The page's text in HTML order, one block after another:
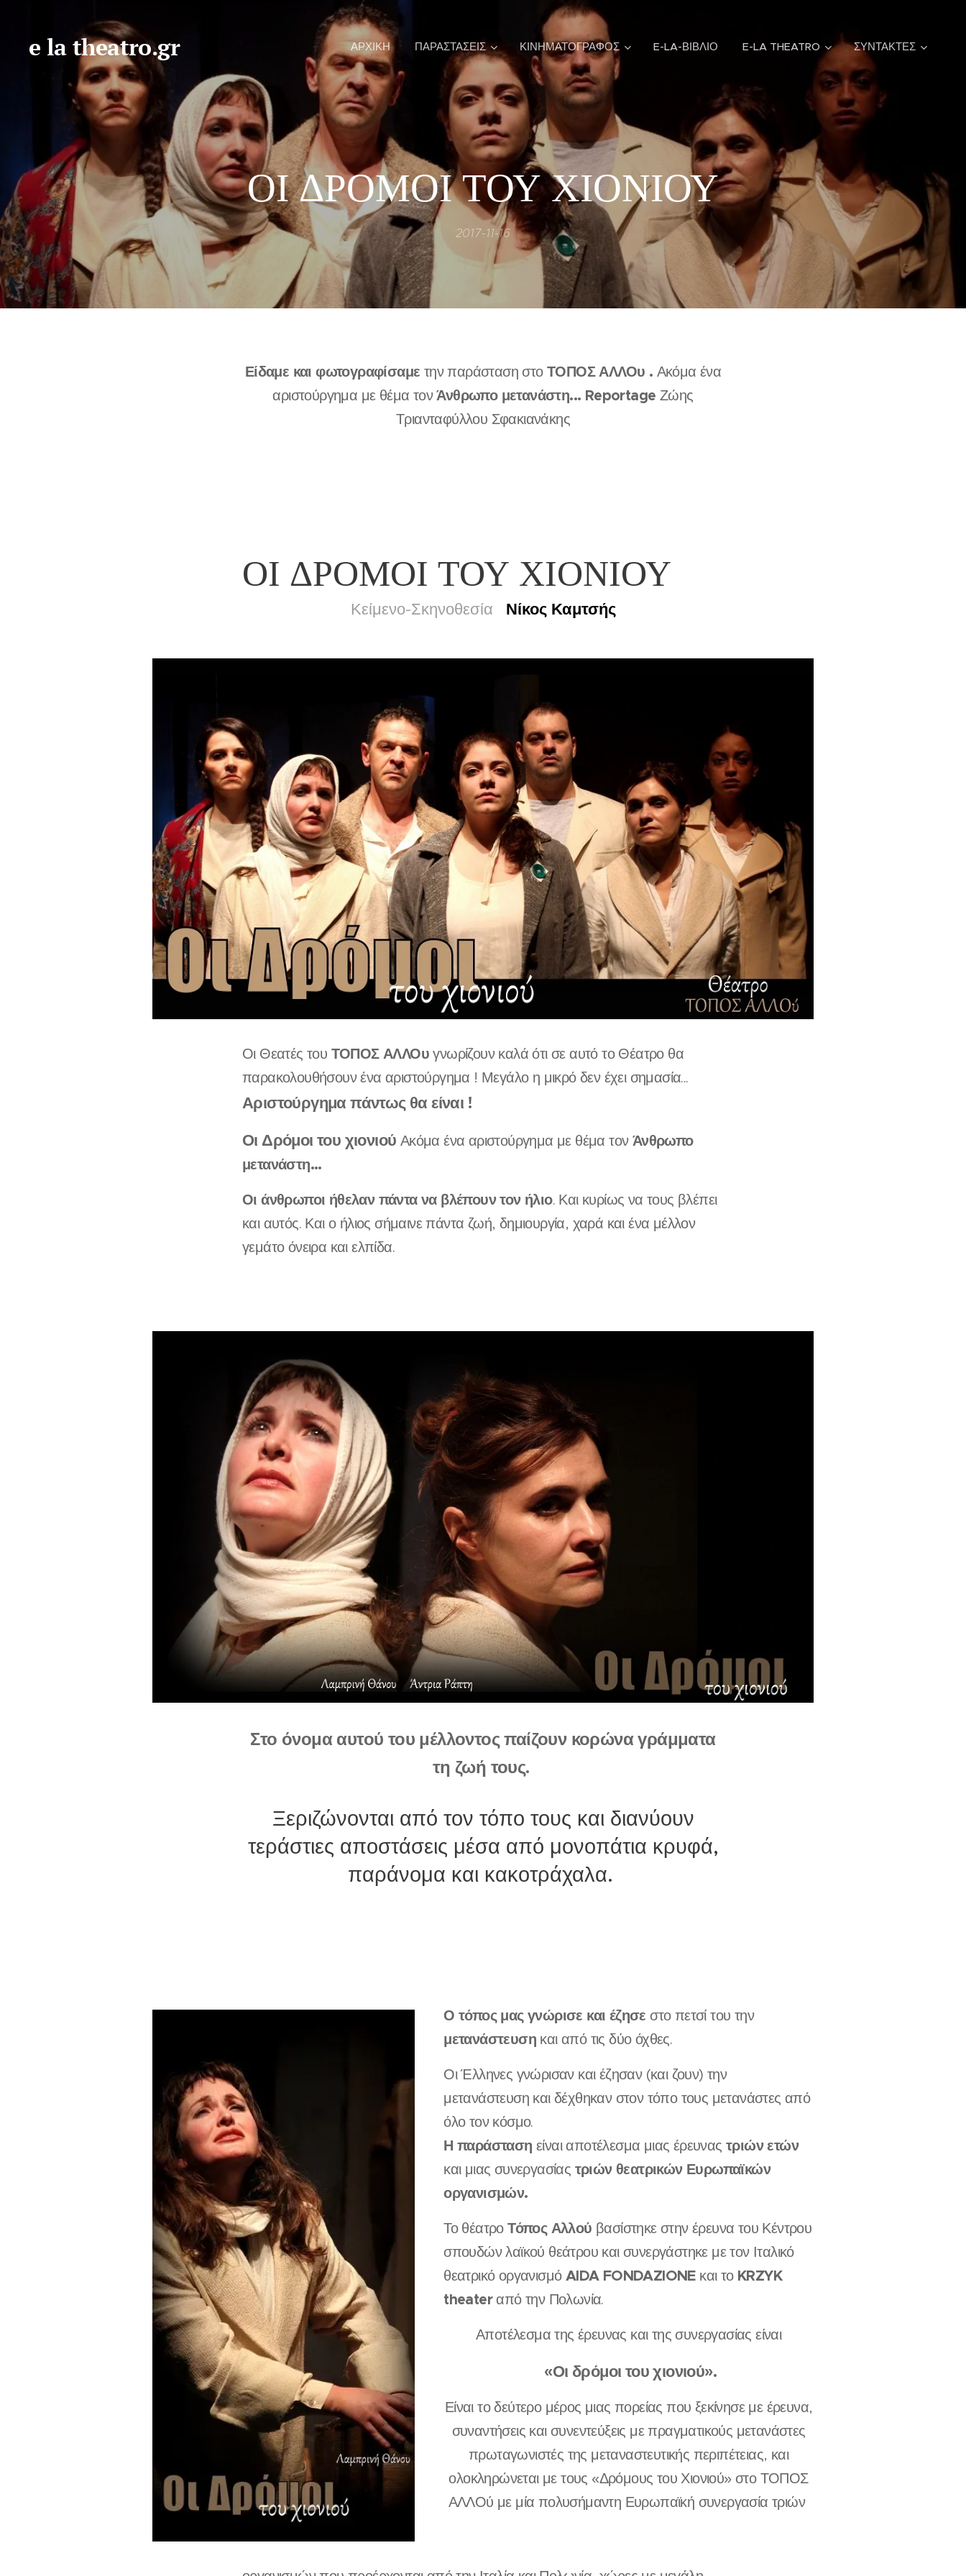
e la theatro.gr ΑΡΧΙΚΉ ΠΑΡΑΣΤΑΣΕΙΣ ΚΙΝΗΜΑΤΟΓΡΑΦΟΣ E-LA-ΒΙΒΛΙΟ E-LA THEATRO ΣΥΝΤΑΚΤΕΣ
ΟΙ ΔΡΟΜΟΙ ΤΟΥ ΧΙΟΝΙΟΥ
2017-11-16
Είδαμε και φωτογραφίσαμε την παράσταση στοΤΟΠΟΣ ΑΛΛΟυ . Ακόμα ένα
αριστούργημα με θέμα τονΆνθρωπο μετανάστη... Reportage Ζώης
Τριανταφύλλου Σφακιανάκης
ΟΙ ΔΡΟΜΟΙ ΤΟΥ ΧΙΟΝΙΟΥ
Κείμενο-Σκηνοθεσία Νίκος Καμτσής
Οι Θεατές του ΤΟΠΟΣ ΑΛΛΟυ γνωρίζουν καλά ότι σε αυτό το Θέατρο θα
παρακολουθήσουν ένα αριστούργημα ! Μεγάλο η μικρό δεν έχει σημασία...
Αριστούργημα πάντως θα είναι !
Οι Δρόμοι του χιονιού Ακόμα ένα αριστούργημα με θέμα τον Άνθρωπο
μετανάστη...
Οι άνθρωποι ήθελαν πάντα να βλέπουν τον ήλιο. Και κυρίως να τους βλέπει
και αυτός. Και ο ήλιος σήμαινε πάντα ζωή, δημιουργία, χαρά και ένα μέλλον
γεμάτο όνειρα και ελπίδα.
Στο όνομα αυτού του μέλλοντος παίζουν κορώνα γράμματα
τη ζωή τους.
Ξεριζώνονται από τον τόπο τους και διανύουν
τεράστιες αποστάσεις μέσα από μονοπάτια κρυφά,
παράνομα και κακοτράχαλα.
Ο τόπος μας γνώρισε και έζησε στο πετσί του την
μετανάστευσηκαι από τις δύο όχθες.
Οι Έλληνες γνώρισαν και έζησαν (και ζουν) την
μετανάστευση και δέχθηκαν στον τόπο τους μετανάστες από
όλο τον κόσμο.
Η παράσταση είναι αποτέλεσμα μιας έρευνας τριών ετών
και μιας συνεργασίας τριών θεατρικών Ευρωπαϊκών
οργανισμών.
Το θέατροΤόπος Αλλού βασίστηκε στην έρευνα του Κέντρου
σπουδών λαϊκού θεάτρου και συνεργάστηκε με τον Ιταλικό
θεατρικό οργανισμό AIDA FONDAZIONEκαι τοKRZYK
theaterαπό την Πολωνία.
Αποτέλεσμα της έρευνας και της συνεργασίας είναι
«Οι δρόμοι του χιονιού».
Είναι το δεύτερο μέρος μιας πορείας που ξεκίνησε με έρευνα,
συναντήσεις και συνεντεύξεις με πραγματικούς μετανάστες
πρωταγωνιστές της μεταναστευτικής περιπέτειας, και
ολοκληρώνεται με τους «Δρόμους του Χιονιού» στο ΤΟΠΟΣ
ΑΛΛΟύ με μία πολυσήμαντη Ευρωπαϊκή συνεργασία τριών